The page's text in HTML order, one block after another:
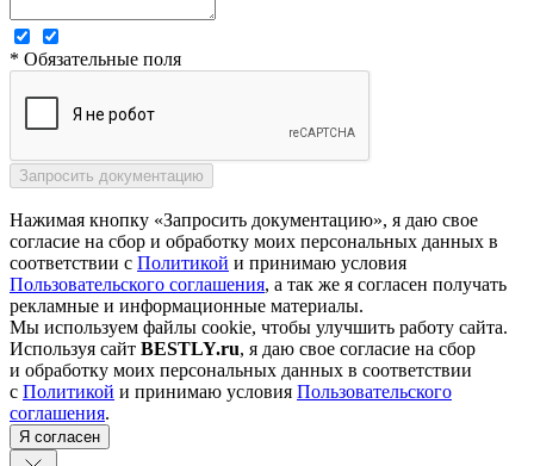
* Обязательные поля
Нажимая кнопку «Запросить документацию», я даю свое
согласие на сбор и обработку моих персональных данных в
соответствии с Политикой и принимаю условия
Пользовательского соглашения, а так же я согласен получать
рекламные и информационные материалы.
Мы используем файлы cookie, чтобы улучшить работу сайта.
Используя сайт BESTLY.ru, я даю свое согласие на сбор
и обработку моих персональных данных в соответствии
с Политикой и принимаю условия Пользовательского
соглашения.
Я согласен